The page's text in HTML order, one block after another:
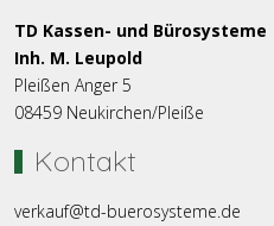
TD Kassen- und Bürosysteme
Inh. M. Leupold
Pleißen Anger 5
08459 Neukirchen/Pleiße
Kontakt
verkauf@td-buerosysteme.de